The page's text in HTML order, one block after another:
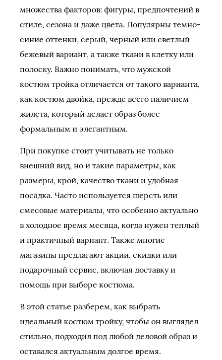
множества факторов: фигуры, предпочтений в
стиле, сезона и даже цвета. Популярны темно-
синие оттенки, серый, черный или светлый
бежевый вариант, а также ткани в клетку или
полоску. Важно понимать, что мужской
костюм тройка отличается от такого варианта,
как костюм двойка, прежде всего наличием
жилета, который делает образ более
формальным и элегантным.
При покупке стоит учитывать не только
внешний вид, но и такие параметры, как
размеры, крой, качество ткани и удобная
посадка. Часто используется шерсть или
смесовые материалы, что особенно актуально
в холодное время месяца, когда нужен теплый
и практичный вариант. Также многие
магазины предлагают акции, скидки или
подарочный сервис, включая доставку и
помощь при выборе костюма.
В этой статье разберем, как выбрать
идеальный костюм тройку, чтобы он выглядел
стильно, подходил под любой деловой образ и
оставался актуальным долгое время.